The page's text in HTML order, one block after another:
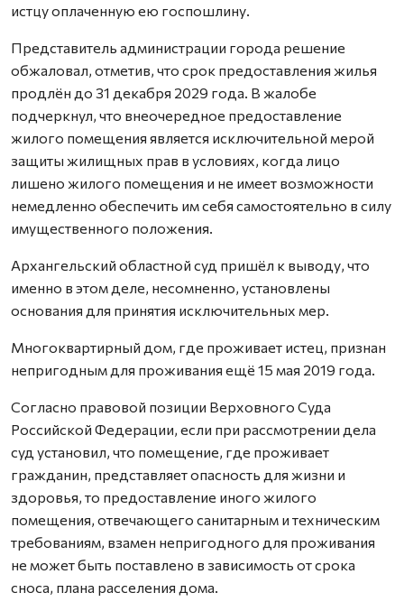
истцу оплаченную ею госпошлину.
Представитель администрации города решение
обжаловал, отметив, что срок предоставления жилья
продлён до 31 декабря 2029 года. В жалобе
подчеркнул, что внеочередное предоставление
жилого помещения является исключительной мерой
защиты жилищных прав в условиях, когда лицо
лишено жилого помещения и не имеет возможности
немедленно обеспечить им себя самостоятельно в силу
имущественного положения.
Архангельский областной суд пришёл к выводу, что
именно в этом деле, несомненно, установлены
основания для принятия исключительных мер.
Многоквартирный дом, где проживает истец, признан
непригодным для проживания ещё 15 мая 2019 года.
Согласно правовой позиции Верховного Суда
Российской Федерации, если при рассмотрении дела
суд установил, что помещение, где проживает
гражданин, представляет опасность для жизни и
здоровья, то предоставление иного жилого
помещения, отвечающего санитарным и техническим
требованиям, взамен непригодного для проживания
не может быть поставлено в зависимость от срока
сноса, плана расселения дома.